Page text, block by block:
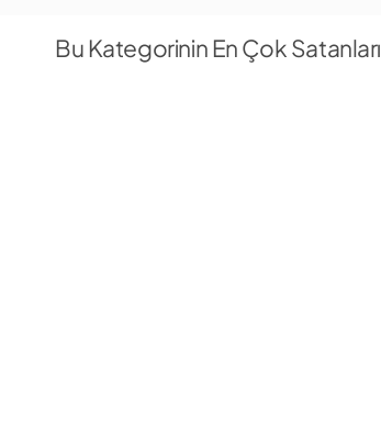
Bu Kategorinin En Çok Satanları